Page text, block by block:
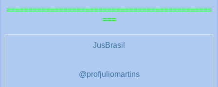
a
1
===============================================
===
JusBrasil
@profjuliomartins